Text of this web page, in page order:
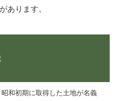
あります。
和初期に取得した土地が名義